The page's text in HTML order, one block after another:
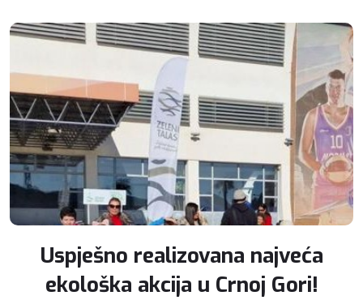
Uspješno realizovana najveća
ekološka akcija u Crnoj Gori!